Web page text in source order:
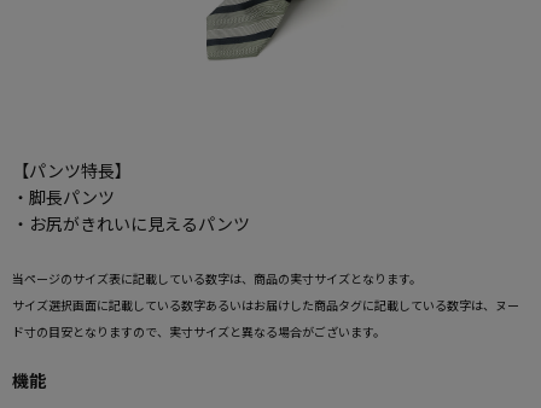
【パンツ特長】
・脚長パンツ
・お尻がきれいに見えるパンツ
当ページのサイズ表に記載している数字は、商品の実寸サイズとなります。
サイズ選択画面に記載している数字あるいはお届けした商品タグに記載している数字は、ヌー
ド寸の目安となりますので、実寸サイズと異なる場合がございます。
機能